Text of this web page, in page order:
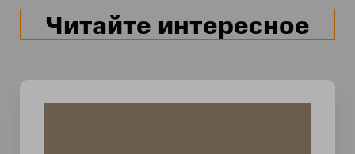
Читайте интересное